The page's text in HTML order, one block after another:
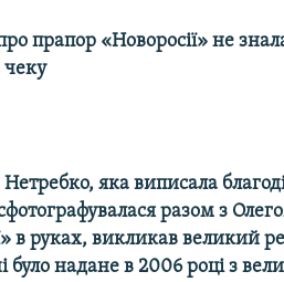
прапор «Новоросії» не
чеку
яка виписала
разом з
в руках, викликав великий
було надане в 2006 році з